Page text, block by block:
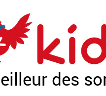
des